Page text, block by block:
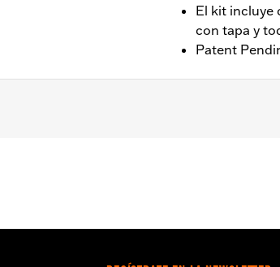
El kit incluye
con tapa y
Patent
N/P 49000330 y los herrajes N/P